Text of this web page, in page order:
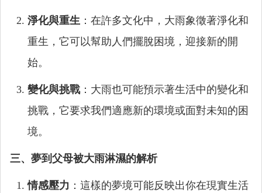
淨化與重生 ：在許多文化中，大雨象徵著淨化和
重生，它可以幫助人們擺脫困境，迎接新的開
始。
變化與挑戰：大雨也可能預示著生活中的變化和
挑戰，它要求我們適應新的環境或面對未知的困
境。
三、夢到父母被大雨淋濕的解析
情感壓力 ：這樣的夢境可能反映出你在現實生活